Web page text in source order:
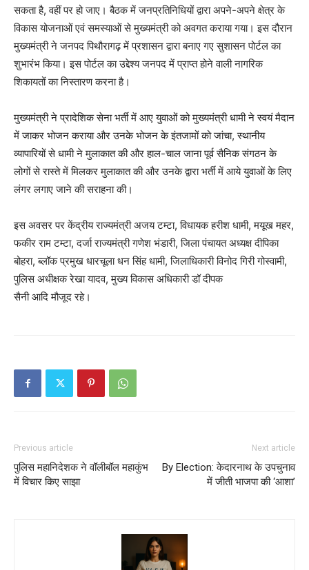
सकता है, वहीं पर हो जाए। बैठक में जनप्रतिनिधियों द्वारा अपने-अपने क्षेत्र के
विकास योजनाओं एवं समस्याओं से मुख्यमंत्री को अवगत कराया गया। इस दौरान
मुख्यमंत्री ने जनपद पिथौरागढ़ में प्रशासन द्वारा बनाए गए सुशासन पोर्टल का
शुभारंभ किया। इस पोर्टल का उद्देश्य जनपद में प्राप्त होने वाली नागरिक
शिकायतों का निस्तारण करना है।
मुख्यमंत्री ने प्रादेशिक सेना भर्ती में आए युवाओं को मुख्यमंत्री धामी ने स्वयं मैदान
में जाकर भोजन कराया और उनके भोजन के इंतजामों को जांचा, स्थानीय
व्यापारियों से धामी ने मुलाकात की और हाल-चाल जाना पूर्व सैनिक संगठन के
लोगों से रास्ते में मिलकर मुलाकात की और उनके द्वारा भर्ती में आये युवाओं के लिए
लंगर लगाए जाने की सराहना की।
इस अवसर पर केंद्रीय राज्यमंत्री अजय टम्टा, विधायक हरीश धामी, मयूख महर,
फकीर राम टम्टा, दर्जा राज्यमंत्री गणेश भंडारी, जिला पंचायत अध्यक्ष दीपिका
बोहरा, ब्लॉक प्रमुख धारचूला धन सिंह धामी, जिलाधिकारी विनोद गिरी गोस्वामी,
पुलिस अधीक्षक रेखा यादव, मुख्य विकास अधिकारी डॉ दीपक
सैनी आदि मौजूद रहे।
Previous article
पुलिस महानिदेशक ने वॉलीबॉल महाकुंभ
में विचार किए साझा
Next article
By Election: केदारनाथ के उपचुनाव
में जीती भाजपा की ‘आशा’